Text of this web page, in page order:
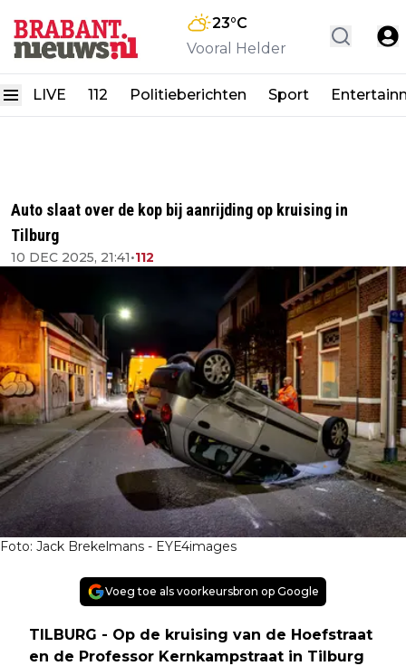
23°C
Vooral Helder
LIVE 112 Politieberichten Sport
Auto slaat over de kop bij aanrijding op kruising in
Tilburg
10 DEC 2025, 21:41•112
Foto: Jack Brekelmans - EYE4images
Voeg toe als voorkeursbron op Google
TILBURG - Op de kruising van de Hoefstraat
en de Professor Kernkampstraat in Tilburg